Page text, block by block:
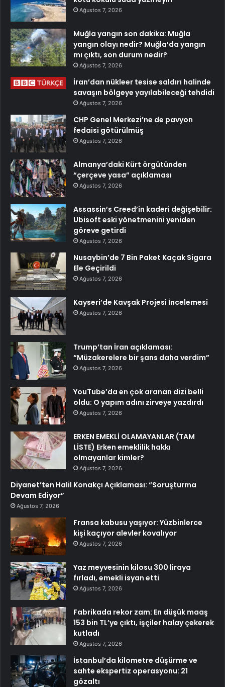
Ağustos 7, 2026
Muğla yangın son dakika: Muğla
yangın olayı nedir? Muğla’da yangın
mı çıktı, son durum nedir?
Ağustos 7, 2026
İran’dan nükleer tesise saldırı halinde
savaşın bölgeye yayılabileceği tehdidi
Ağustos 7, 2026
CHP Genel Merkezi’ne de pavyon
fedaisi götürülmüş
Ağustos 7, 2026
Almanya’daki Kürt örgütünden
“çerçeve yasa” açıklaması
Ağustos 7, 2026
Assassin’s Creed’in kaderi değişebilir:
Ubisoft eski yönetmenini yeniden
göreve getirdi
Ağustos 7, 2026
Nusaybin’de 7 Bin Paket Kaçak Sigara
Ele Geçirildi
Ağustos 7, 2026
Kayseri’de Kavşak Projesi İncelemesi
Ağustos 7, 2026
Trump’tan İran açıklaması:
“Müzakerelere bir şans daha verdim”
Ağustos 7, 2026
YouTube’da en çok aranan dizi belli
oldu: O yapım adını zirveye yazdırdı
Ağustos 7, 2026
ERKEN EMEKLİ OLAMAYANLAR (TAM
LİSTE) Erken emeklilik hakkı
olmayanlar kimler?
Ağustos 7, 2026
Diyanet’ten Halil Konakçı Açıklaması: “Soruşturma
Devam Ediyor”
Ağustos 7, 2026
Fransa kabusu yaşıyor: Yüzbinlerce
kişi kaçıyor alevler kovalıyor
Ağustos 7, 2026
Yaz meyvesinin kilosu 300 liraya
fırladı, emekli isyan etti
Ağustos 7, 2026
Fabrikada rekor zam: En düşük maaş
153 bin TL’ye çıktı, işçiler halay çekerek
kutladı
Ağustos 7, 2026
İstanbul’da kilometre düşürme ve
sahte ekspertiz operasyonu: 21
gözaltı